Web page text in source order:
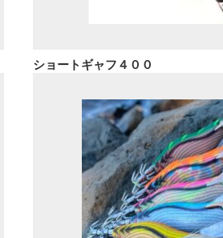
ショートギャフ４００